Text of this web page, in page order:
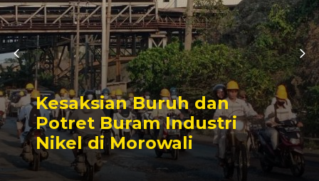
Sengketa Perizinan
Tambang yang Mengiringi
Karier Politik Anwar Hafid